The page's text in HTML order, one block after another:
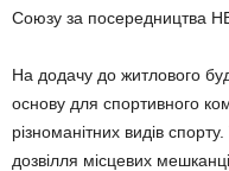
Союзу за посередництва
На додачу до житлового
основу для спортивного
різноманітних видів
дозвілля місцевих